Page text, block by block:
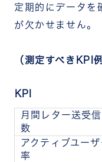
定期的にデータを
が欠かせません。
（測定すべきKPI
KPI
月間レター送受信
数
アクティブユーザ
率